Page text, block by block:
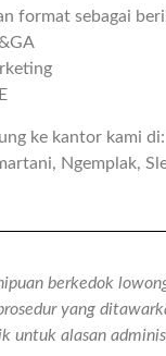
format sebagai
ke kantor kami
Ngemplak,
berkedok
yang
untuk alasan